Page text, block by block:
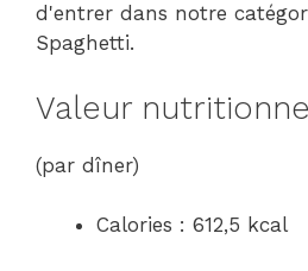
d'entrer dans notre
Spaghetti.
Valeur
(par dîner)
Calories : 612,5 kcal